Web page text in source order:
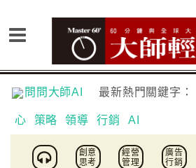
問問大師AI 最新熱門關鍵字：
心 策略 領導 行銷 AI
創意
思考
經營
管理
廣告
行銷